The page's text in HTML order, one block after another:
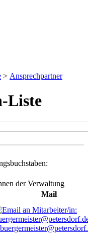
> Ansprechpartner
Liste
der Verwaltung
Mail